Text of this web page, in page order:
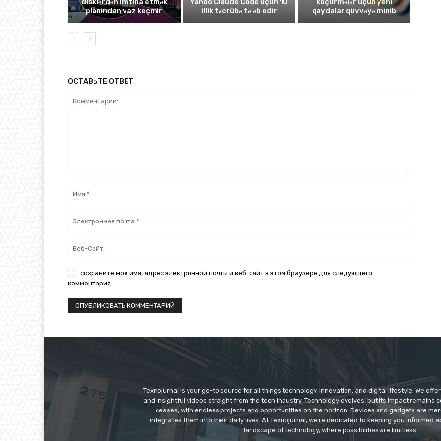
disklərdən imtina etmək
planından vaz keçmir
Yahoo Claude Code üçün 10
illik təcrübə tələb edir
köçürmələr üçün yeni
qaydalar qüvvəyə minib
ОСТАВЬТЕ ОТВЕТ
почта:*
Сайт:
сохраните мое имя, адрес электронной почты и веб-сайт в этом браузере для следующего
комментария.
Texnojurnal is your go-to source for all things technology, innovation, and digital lifestyle. We
and insightful videos straight from the tech industry. Technology evolves, but its impact remains
ceases, with endless projects and opportunities on the horizon. Devices and gadgets are
integrates them into their daily lives. At Texnojurnal, we're dedicated to keeping you informed
landscape of technology, where possibilities are limitless.